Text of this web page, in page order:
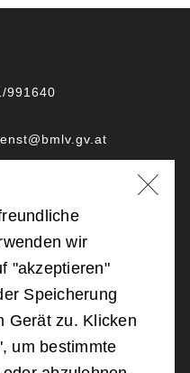
991640
Landesverteidigung
wir
"akzeptieren"
Speicherung
Gerät zu. Klicken
um bestimmte